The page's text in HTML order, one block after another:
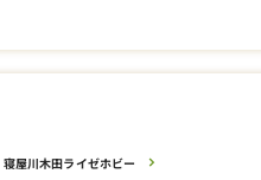
寝屋川木田ライゼホビー